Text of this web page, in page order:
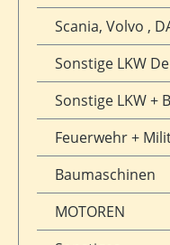
Scania, Volvo ,
Sonstige LKW
Sonstige LKW +
Feuerwehr +
Baumaschinen
MOTOREN